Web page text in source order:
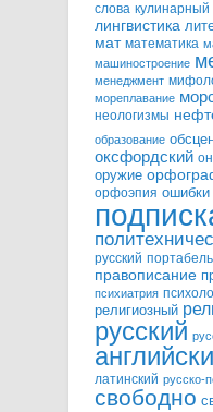
слова кулинарный
лингвистика
мат математика
машиностроение
менеджмент
мореплавание
неологизмы
образование
оксфордский
оружие
орфоэпия ошибки
русский
правописание
психиатрия
религиозный
русский
латинский русско-
свободно